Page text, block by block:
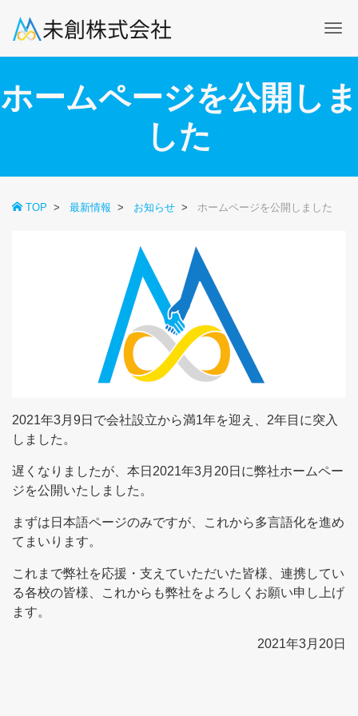
ホームページを公開しま
した
TOP 最新情報 お知らせ ホームページを公開しました
2021年3月9日で会社設立から満1年を迎え、2年目に突入
しました。
遅くなりましたが、本日2021年3月20日に弊社ホームペー
ジを公開いたしました。
まずは日本語ページのみですが、これから多言語化を進め
てまいります。
これまで弊社を応援・支えていただいた皆様、連携してい
る各校の皆様、これからも弊社をよろしくお願い申し上げ
ます。
2021年3月20日